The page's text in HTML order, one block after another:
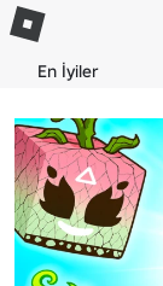
En İyiler